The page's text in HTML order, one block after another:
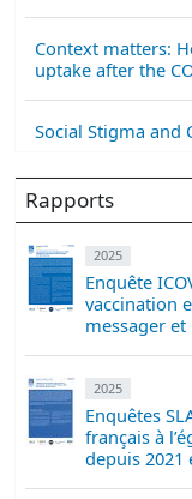
Context matters:
uptake after the
Social Stigma and
Rapports
2025
Enquête
vaccination
messager et
2025
Enquêtes
français à
depuis 2021